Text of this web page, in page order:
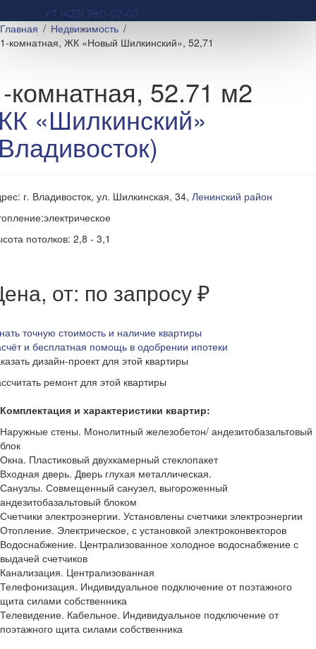
+7 (423) 280-02-07
Главная
Недвижимость
1-комнатная, ЖК «Новый Шилкинский», 52,71
комнатная, 52.71 м2
«Шилкинский»
г. Владивосток, ул. Шилкинская, 34, Ленинский район
потолков: 2,8 - 3,1
от: по запросу ₽
точную стоимость и наличие квартиры
и бесплатная помощь в одобрении ипотеки
дизайн-проект для этой квартиры
ремонт для этой квартиры
Комплектация и характеристики квартир:
Наружные стены. Монолитный железобетон/ андезитобазальтовый
блок
Окна. Пластиковый двухкамерный стеклопакет
Входная дверь. Дверь глухая металлическая.
Санузлы. Совмещенный санузел, выгороженный
андезитобазальтовый блоком
Счетчики электроэнергии. Установлены счетчики электроэнергии
Отопление. Электрическое, с установкой электроконвекторов
Водоснабжение. Централизованное холодное водоснабжение с
выдачей счетчиков
Канализация. Централизованная
Телефонизация. Индивидуальное подключение от поэтажного
щита силами собственника
Телевидение. Кабельное. Индивидуальное подключение от
поэтажного щита силами собственника